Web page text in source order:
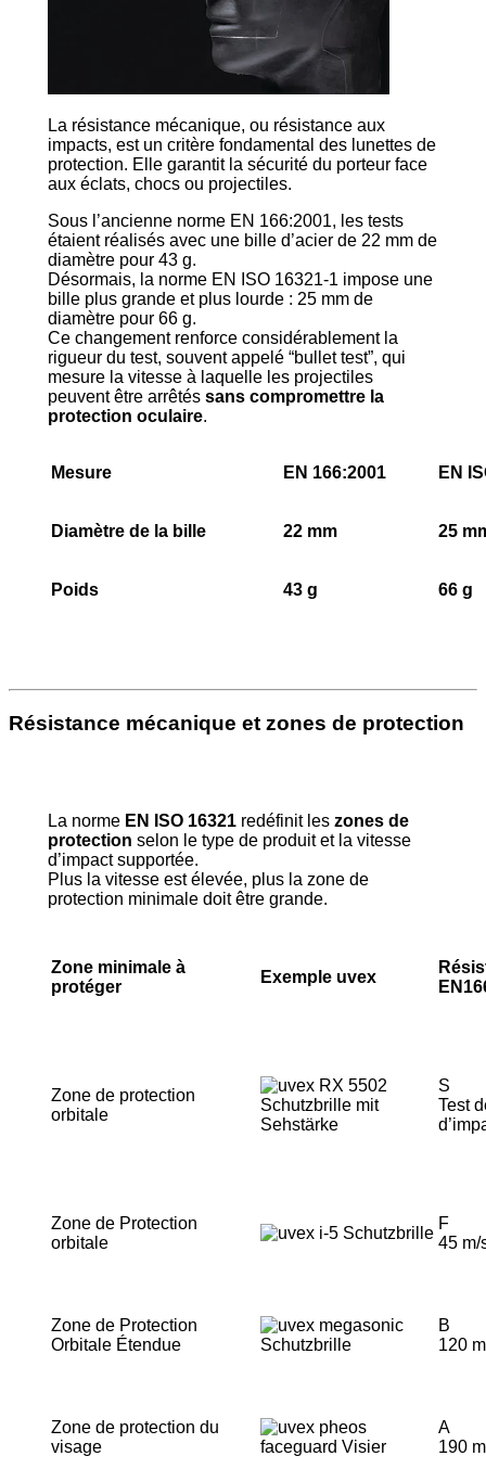
La résistance mécanique, ou résistance aux
impacts, est un critère fondamental des lunettes de
protection. Elle garantit la sécurité du porteur face
aux éclats, chocs ou projectiles.
Sous l’ancienne norme EN 166:2001, les tests
étaient réalisés avec une bille d’acier de 22 mm de
diamètre pour 43 g.
Désormais, la norme EN ISO 16321-1 impose une
bille plus grande et plus lourde : 25 mm de
diamètre pour 66 g.
Ce changement renforce considérablement la
rigueur du test, souvent appelé “bullet test”, qui
mesure la vitesse à laquelle les projectiles
peuvent être arrêtés sans compromettre la
protection oculaire.
Mesure EN 166:2001 EN
Diamètre de la bille 22 mm 25
Poids 43 g 66 g
Résistance mécanique et zones de protection
La norme EN ISO 16321 redéfinit les zones de
protection selon le type de produit et la vitesse
d’impact supportée.
Plus la vitesse est élevée, plus la zone de
protection minimale doit être grande.
Zone minimale à
protéger
Exemple uvex
Zone de protection
orbitale
S
Test
Zone de Protection
orbitale
F
45 m/
Zone de Protection
Orbitale Étendue
B
120
Zone de protection du
visage
A
190